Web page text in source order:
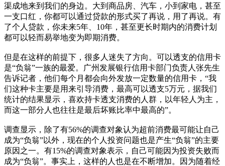
渠成地来到我们的身边。大到商品房、汽车，小到家电，甚至
一支口红，你都可以通过贷款的形式买了再说，用了再说。有
了个人贷款，你未来5年、10年，甚至更长时期内的消费计划
都可以轻而易举地变为即期消费。
但是在这样的前提下，很多人迷失了方向。可以透支的信用卡
是“负翁”一族的最爱。广州发展银行信用卡部门负责人张先生
告诉记者，他们每个月都会向外发放一定数量的信用卡，“我
们这种卡主要是用来引导消费，最高可以透支5万元，据我们
统计的结果显示，喜欢持卡透支消费的人群，以年轻人为主，
而这一部分人也往往是最后坏账比率中最高的”。
调查显示，除了有56%的调查对象认为超前消费最可能让自己
成为“负翁”以外，现在的个人投资问题也是产生“负翁”的主要
原因之一。有15%的调查对象表示，自己可能因为投资失败而
成为“负翁”。事实上，这样的人也是在不断增加。因为随着经